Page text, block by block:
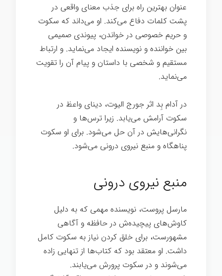
عنوان بهترین راه برای جذب معنای واقعی در
پشت کلمات دفاع می‌کند. او می‌داند که سکوت
و حریم خصوصی در خواندن، پیوندی صمیمی
بین خواننده و نویسنده ایجاد می‌نماید. و ارتباط
مستقیم و شخصی با داستان و پیام آن را تقویت
می‌نماید.
در آدام بِد اثر جورج الیوت، دینای واعظ در
سکوت آرامش می‌یابد. زیرا ترس‌ها و
نگرانی‌هایش در آن حل می‌شود. برای او سکوت
پناهگاه و منبع نیروی درونی می‌شود.
منبع نیروی درونی
مارسل پروست، نویسنده مهمی که به دلیل
کاوش‌های پیچیده‌ش در حافظه و آگاهی
مشهورست، برای خلق کردن نیاز به سکوت کامل
داشت. او معتقد بود که کتاب‌ها از تنهایی زاده
می‌شوند و در سکوت پرورش می‌یابند.